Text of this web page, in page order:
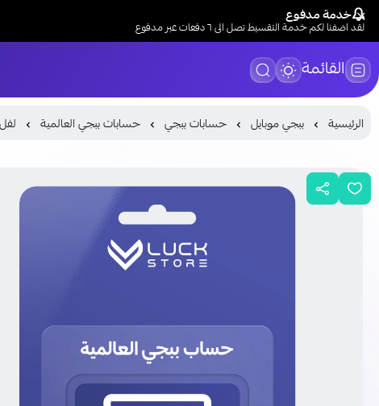
خدمة مدفوع
لقد اضفنا لكم خدمة التقسيط تصل الى ٦ دفعات عبر مدفوع
القائمة
الرئيسية ببجي موبايل حسابات ببجي حسابات ببجي العالمية لفل 67 - A2391